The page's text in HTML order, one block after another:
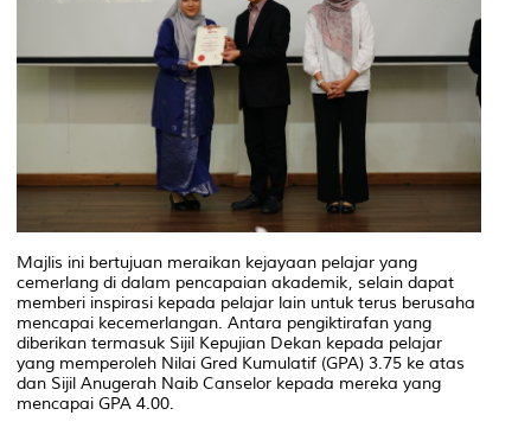
Majlis ini bertujuan meraikan kejayaan pelajar yang
cemerlang di dalam pencapaian akademik, selain dapat
memberi inspirasi kepada pelajar lain untuk terus berusaha
mencapai kecemerlangan. Antara pengiktirafan yang
diberikan termasuk Sijil Kepujian Dekan kepada pelajar
yang memperoleh Nilai Gred Kumulatif (GPA) 3.75 ke atas
dan Sijil Anugerah Naib Canselor kepada mereka yang
mencapai GPA 4.00.